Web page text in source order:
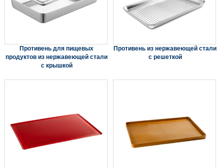
Противень для пищевых
продуктов из нержавеющей стали
с крышкой
Противень из нержавеющей стали
с решеткой